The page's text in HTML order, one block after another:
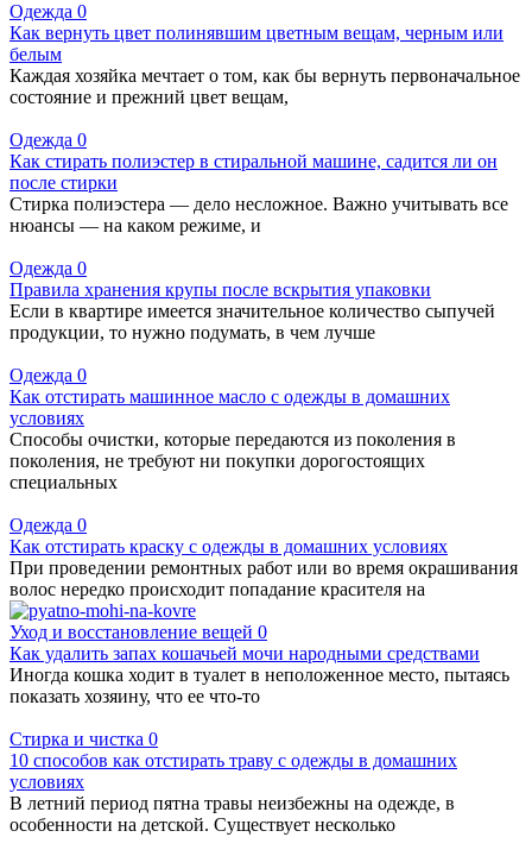
Одежда 0
Как вернуть цвет полинявшим цветным вещам, черным или
белым
Каждая хозяйка мечтает о том, как бы вернуть первоначальное
состояние и прежний цвет вещам,
Одежда 0
Как стирать полиэстер в стиральной машине, садится ли он
после стирки
Стирка полиэстера — дело несложное. Важно учитывать все
нюансы — на каком режиме, и
Одежда 0
Правила хранения крупы после вскрытия упаковки
Если в квартире имеется значительное количество сыпучей
продукции, то нужно подумать, в чем лучше
Одежда 0
Как отстирать машинное масло с одежды в домашних
условиях
Способы очистки, которые передаются из поколения в
поколения, не требуют ни покупки дорогостоящих
специальных
Одежда 0
Как отстирать краску с одежды в домашних условиях
При проведении ремонтных работ или во время окрашивания
волос нередко происходит попадание красителя на
Уход и восстановление вещей 0
Как удалить запах кошачьей мочи народными средствами
Иногда кошка ходит в туалет в неположенное место, пытаясь
показать хозяину, что ее что-то
Стирка и чистка 0
10 способов как отстирать траву с одежды в домашних
условиях
В летний период пятна травы неизбежны на одежде, в
особенности на детской. Существует несколько